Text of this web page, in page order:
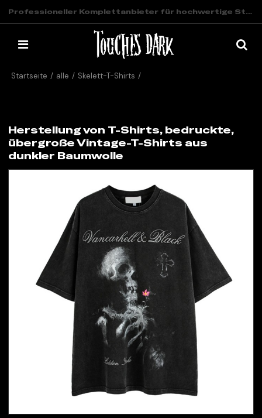
Professioneller Komplettanbieter für hochwertige Streetwear
Startseite / alle / Skelett-T-Shirts /
Herstellung von T-Shirts, bedruckte,
übergroße Vintage-T-Shirts aus
dunkler Baumwolle